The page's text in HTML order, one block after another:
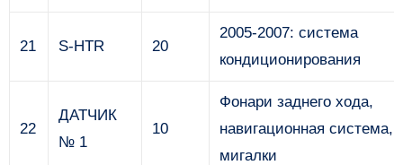
21 S-HTR 20
2005-2007: система
кондиционирования
22
ДАТЧИК
№ 1
10
Фонари заднего хода,
навигационная система,
мигалки